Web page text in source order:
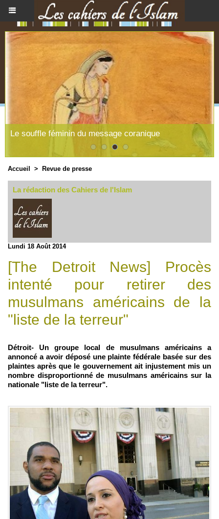
Le souffle féminin du message coranique
Accueil > Revue de presse
La rédaction des Cahiers de l'Islam
Lundi 18 Août 2014
[The Detroit News] Procès
intenté pour retirer des
musulmans américains de la
"liste de la terreur"
Détroit- Un groupe local de musulmans américains a
annoncé a avoir déposé une plainte fédérale basée sur des
plaintes après que le gouvernement ait injustement mis un
nombre disproportionné de musulmans américains sur la
nationale "liste de la terreur".